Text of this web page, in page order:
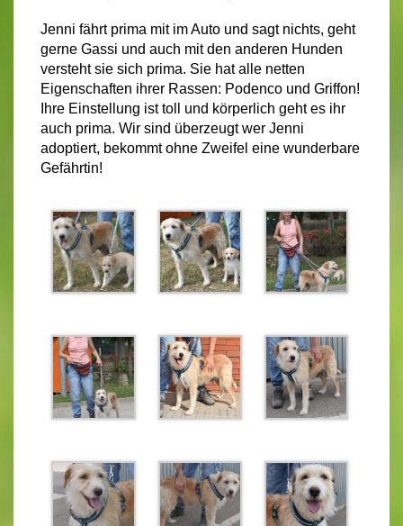
Jenni fährt prima mit im Auto und sagt nichts, geht
gerne Gassi und auch mit den anderen Hunden
versteht sie sich prima. Sie hat alle netten
Eigenschaften ihrer Rassen: Podenco und Griffon!
Ihre Einstellung ist toll und körperlich geht es ihr
auch prima. Wir sind überzeugt wer Jenni
adoptiert, bekommt ohne Zweifel eine wunderbare
Gefährtin!